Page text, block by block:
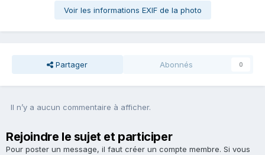
Voir les informations EXIF de la photo
Partager Abonnés 0
Il n’y a aucun commentaire à afficher.
Rejoindre le sujet et participer
Pour poster un message, il faut créer un compte membre. Si vous